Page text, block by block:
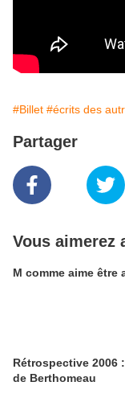
#Billet #écrits des
Partager
Vous aimerez
M comme aime être
Rétrospective 2006
de Berthomeau